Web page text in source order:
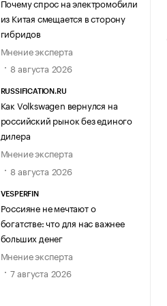
Почему спрос на электромобили
из Китая смещается в сторону
гибридов
Мнение эксперта
8 августа 2026
RUSSIFICATION.RU
Как Volkswagen вернулся на
российский рынок без единого
дилера
Мнение эксперта
8 августа 2026
VESPERFIN
Россияне не мечтают о
богатстве: что для нас важнее
больших денег
Мнение эксперта
7 августа 2026